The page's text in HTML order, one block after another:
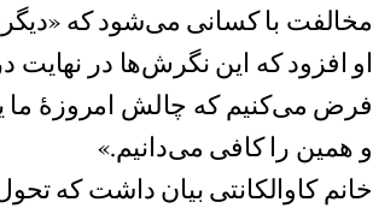
مخالفت با کسانی می‌شود که
او افزود که این نگرش‌ها در نهایت
فرض می‌کنیم که چالش امروزهٔ ما
و همین را کافی می‌دانیم.»
خانم کاوالکانتی بیان داشت که